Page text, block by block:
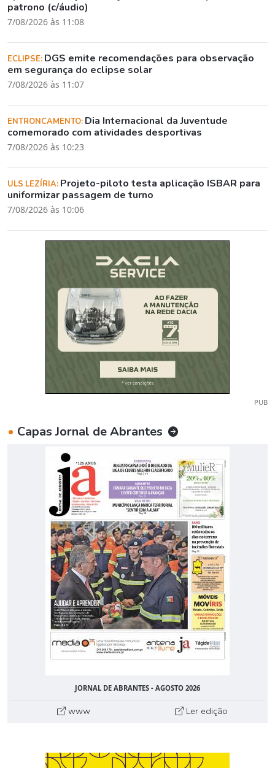
patrono (c/áudio)
7/08/2026 às 11:08
ECLIPSE: DGS emite recomendações para observação
em segurança do eclipse solar
7/08/2026 às 11:07
ENTRONCAMENTO: Dia Internacional da Juventude
comemorado com atividades desportivas
7/08/2026 às 10:23
ULS LEZÍRIA: Projeto-piloto testa aplicação ISBAR para
uniformizar passagem de turno
7/08/2026 às 10:06
PUB
• Capas Jornal de Abrantes
JORNAL DE ABRANTES - AGOSTO 2026
www Ler edição